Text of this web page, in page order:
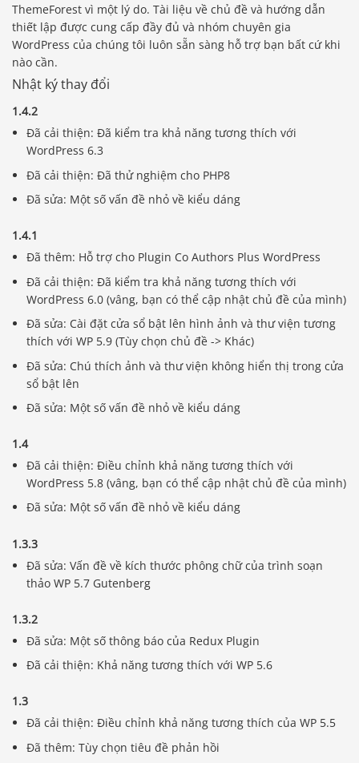
ThemeForest vì một lý do. Tài liệu về chủ đề và hướng dẫn
thiết lập được cung cấp đầy đủ và nhóm chuyên gia
WordPress của chúng tôi luôn sẵn sàng hỗ trợ bạn bất cứ khi
nào cần.
Nhật ký thay đổi
1.4.2
Đã cải thiện: Đã kiểm tra khả năng tương thích với
WordPress 6.3
Đã cải thiện: Đã thử nghiệm cho PHP8
Đã sửa: Một số vấn đề nhỏ về kiểu dáng
1.4.1
Đã thêm: Hỗ trợ cho Plugin Co Authors Plus WordPress
Đã cải thiện: Đã kiểm tra khả năng tương thích với
WordPress 6.0 (vâng, bạn có thể cập nhật chủ đề của mình)
Đã sửa: Cài đặt cửa sổ bật lên hình ảnh và thư viện tương
thích với WP 5.9 (Tùy chọn chủ đề -> Khác)
Đã sửa: Chú thích ảnh và thư viện không hiển thị trong cửa
sổ bật lên
Đã sửa: Một số vấn đề nhỏ về kiểu dáng
1.4
Đã cải thiện: Điều chỉnh khả năng tương thích với
WordPress 5.8 (vâng, bạn có thể cập nhật chủ đề của mình)
Đã sửa: Một số vấn đề nhỏ về kiểu dáng
1.3.3
Đã sửa: Vấn đề về kích thước phông chữ của trình soạn
thảo WP 5.7 Gutenberg
1.3.2
Đã sửa: Một số thông báo của Redux Plugin
Đã cải thiện: Khả năng tương thích với WP 5.6
1.3
Đã cải thiện: Điều chỉnh khả năng tương thích của WP 5.5
Đã thêm: Tùy chọn tiêu đề phản hồi